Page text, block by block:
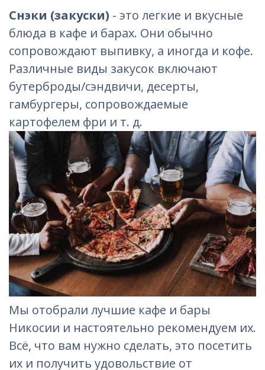
Снэки (закуски) - это легкие и вкусные
блюда в кафе и барах. Они обычно
сопровождают выпивку, а иногда и кофе.
Различные виды закусок включают
бутерброды/сэндвичи, десерты,
гамбургеры, сопровождаемые
картофелем фри и т. д.
Мы отобрали лучшие кафе и бары
Никосии и настоятельно рекомендуем их.
Всё, что вам нужно сделать, это посетить
их и получить удовольствие от